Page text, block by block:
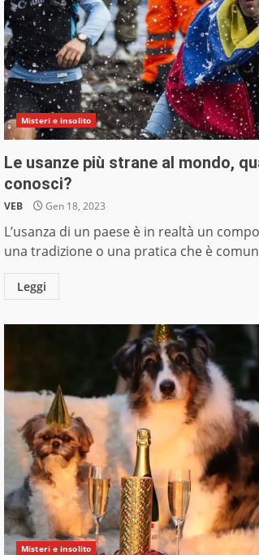
Misteri e insolito
Le usanze più strane al mondo,
conosci?
VEB Gen 18, 2023
L’usanza di un paese è in realtà un
una tradizione o una pratica che è
Leggi
Misteri e insolito